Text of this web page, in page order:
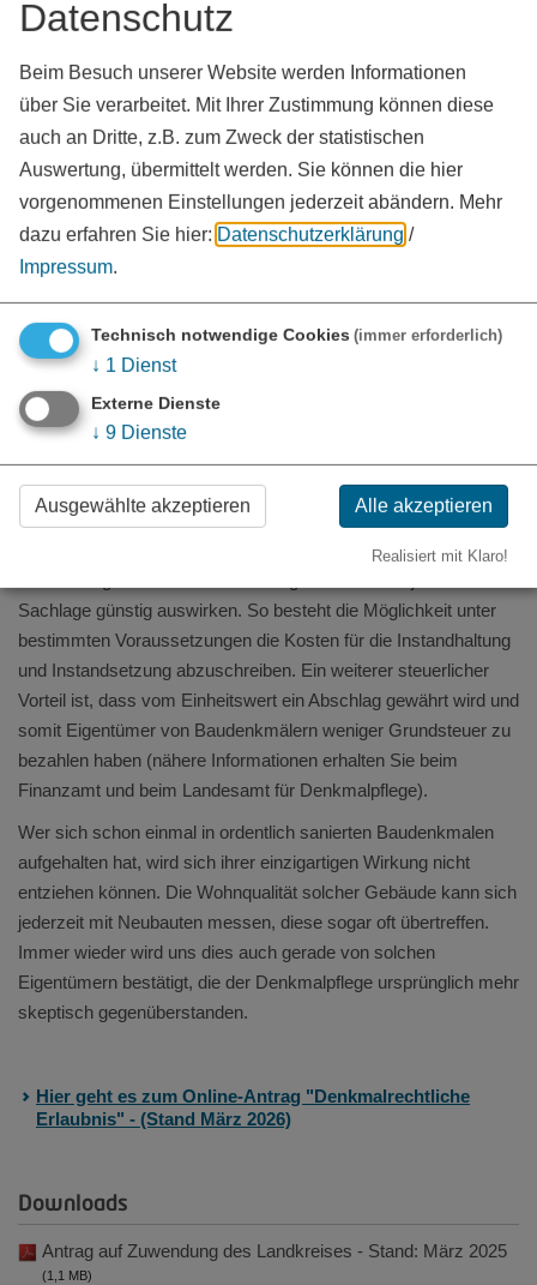
Möglichkeiten der Zuschussgeber überfordert. Grundsätzlich
(Gemeinden, Landkreis, Bezirk Mittelfranken) aber auch vom
Bayerischen Landesamt für Denkmalpflege Zuschüsse zu
beantragen. Bei allen Zuschüssen ist wichtig zu beachten, dass
stets im Vorfeld die erforderlichen Erlaubnisse bzw.
Baugenehmigungen erteilt sind. Vor Bewilligung der Fördermittel
darf mit der Baumaßnahme nicht begonnen werden, sonst
erlischt grundsätzlich die Fördermöglichkeit.
Die Denkmalförderung erfolgt auch durch den Landkreis
Weißenburg-Gunzenhausen (Bahnhofstraße 2, 91781
Weißenburg i. Bay.).
Steuerliche Vorteile
Insbesondere die steuerlichen Vorteile können für
Sachlage günstig auswirken. So besteht die Möglichkeit unter
bestimmten Voraussetzungen die Kosten für die Instandhaltung
und Instandsetzung abzuschreiben. Ein weiterer steuerlicher
Vorteil ist, dass vom Einheitswert ein Abschlag gewährt wird und
somit Eigentümer von Baudenkmälern weniger Grundsteuer zu
bezahlen haben (nähere Informationen erhalten Sie beim
Finanzamt und beim Landesamt für Denkmalpflege).
Wer sich schon einmal in ordentlich sanierten Baudenkmalen
aufgehalten hat, wird sich ihrer einzigartigen Wirkung nicht
entziehen können. Die Wohnqualität solcher Gebäude kann sich
jederzeit mit Neubauten messen, diese sogar oft übertreffen.
Immer wieder wird uns dies auch gerade von solchen
Eigentümern bestätigt, die der Denkmalpflege ursprünglich mehr
skeptisch gegenüberstanden.
Hier geht es zum Online-Antrag "Denkmalrechtliche
Erlaubnis" - (Stand März 2026)
Downloads
Antrag auf Zuwendung des Landkreises - Stand: März 2025
(1,1 MB)
Datenschutz
Beim Besuch unserer Website werden Informationen
über Sie verarbeitet. Mit Ihrer Zustimmung können diese
auch an Dritte, z.B. zum Zweck der statistischen
Auswertung, übermittelt werden. Sie können die hier
vorgenommenen Einstellungen jederzeit abändern. Mehr
dazu erfahren Sie hier: Datenschutzerklärung /
Impressum.
Technisch notwendige Cookies (immer erforderlich)
↓ 1 Dienst
Externe Dienste
↓ 9 Dienste
Ausgewählte akzeptieren Alle akzeptieren
Realisiert mit Klaro!